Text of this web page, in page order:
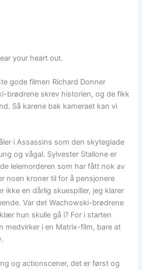
your heart out.
gode filmen Richard Donner
brødrene skrev historien, og de fikk
Så karene bak kameraet kan vi
i Assassins som den skyteglade
og vågal. Sylvester Stallone er
leiemorderen som har fått nok av
noen kroner til for å pensjonere
ikke en dårlig skuespiller, jeg klarer
Var det Wachowski-brødrene
hun skulle gå i? For i starten
medvirker i en Matrix-film, bare at
og actionscener, det er først og